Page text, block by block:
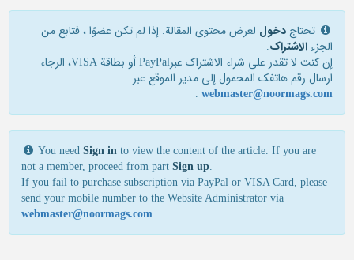
تحتاج دخول لعرض محتوى المقالة. إذا لم تكن عضوًا ، فتابع من
الجزء الاشتراک.
إن كنت لا تقدر علی شراء الاشتراك عبرPayPal أو بطاقة VISA، الرجاء
ارسال رقم هاتفك المحمول إلی مدير الموقع عبر
webmaster@noormags.com
.
You need Sign in to view the content of the article. If you are
not a member, proceed from part Sign up.
If you fail to purchase subscription via PayPal or VISA Card, please
send your mobile number to the Website Administrator via
webmaster@noormags.com .